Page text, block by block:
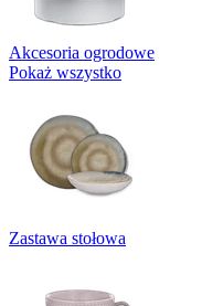
Akcesoria ogrodowe
Pokaż wszystko
Zastawa stołowa